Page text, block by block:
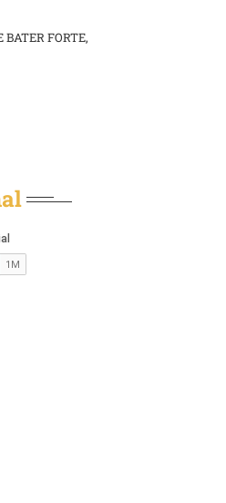
BATER FORTE,